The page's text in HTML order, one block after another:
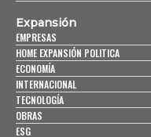
Expansión
EMPRESAS
HOME EXPANSIÓN POLITICA
ECONOMÍA
INTERNACIONAL
TECNOLOGÍA
OBRAS
ESG